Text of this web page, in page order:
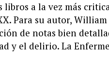
libros a la vez más
Para su autor,
de notas bien
y el delirio. La